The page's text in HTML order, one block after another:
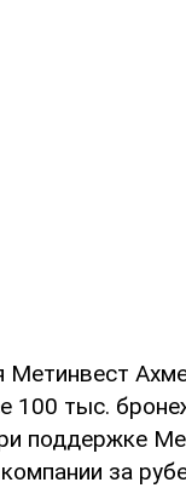
Метинвест
100 тыс.
поддержке
за